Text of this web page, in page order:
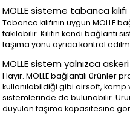
MOLLE sisteme tabanca
Tabanca kılıfının uygun MOLLE
takılabilir. Kılıfın kendi bağlantı
taşıma yönü ayrıca kontrol
MOLLE sistem yalnızca
Hayır. MOLLE bağlantılı
kullanılabildiği gibi airsoft, kamp
sistemlerinde de bulunabilir.
duyulan taşıma kapasitesine